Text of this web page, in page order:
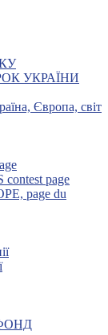
УКРАЇНИ
Європа, світ
page
page du